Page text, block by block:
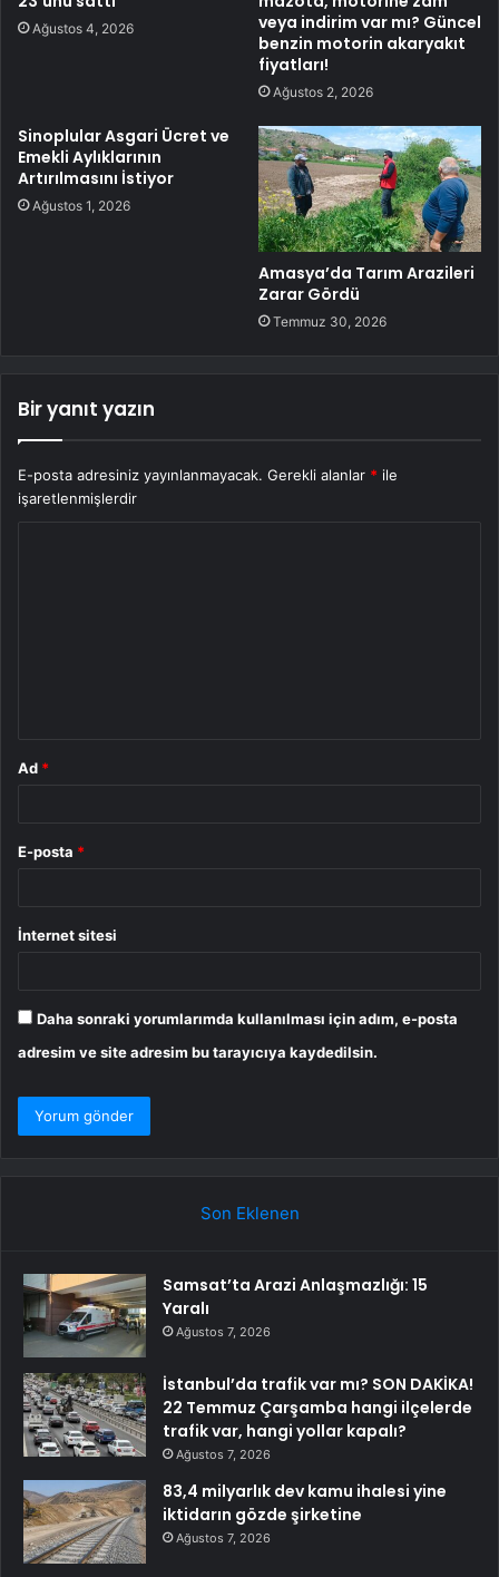
Ağustos 4, 2026
veya indirim var mı? Güncel
benzin motorin akaryakıt
fiyatları!
Ağustos 2, 2026
Sinoplular Asgari Ücret ve
Emekli Aylıklarının
Artırılmasını İstiyor
Ağustos 1, 2026
Amasya’da Tarım Arazileri
Zarar Gördü
Temmuz 30, 2026
Bir yanıt yazın
E-posta adresiniz yayınlanmayacak. Gerekli alanlar * ile
işaretlenmişlerdir
Ad *
E-posta *
İnternet sitesi
Daha sonraki yorumlarımda kullanılması için adım, e-posta
adresim ve site adresim bu tarayıcıya kaydedilsin.
Son Eklenen
Samsat’ta Arazi Anlaşmazlığı: 15
Yaralı
Ağustos 7, 2026
İstanbul’da trafik var mı? SON DAKİKA!
22 Temmuz Çarşamba hangi ilçelerde
trafik var, hangi yollar kapalı?
Ağustos 7, 2026
83,4 milyarlık dev kamu ihalesi yine
iktidarın gözde şirketine
Ağustos 7, 2026